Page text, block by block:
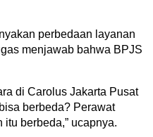
perbedaan layanan
menjawab bahwa BPJS
di Carolus Jakarta Pusat
berbeda? Perawat
berbeda,” ucapnya.